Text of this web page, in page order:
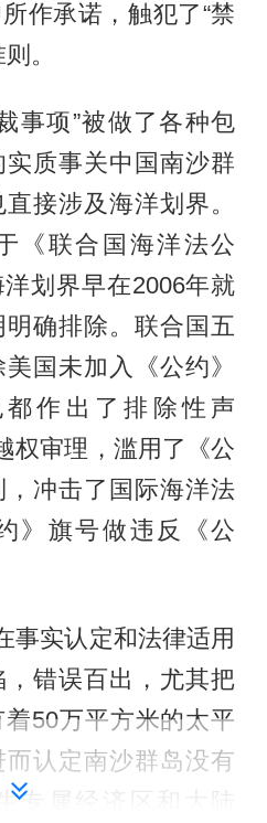
作承诺，触犯了“禁
。
事项”被做了各种包
质事关中国南沙群
接涉及海洋划界。
《联合国海洋法公
划界早在2006年就
确排除。联合国五
国未加入《公约》
作出了排除性声
权审理，滥用了《公
冲击了国际海洋法
》旗号做违反《公
事实认定和法律适用
错误百出，尤其把
50万平方米的太平
认定南沙群岛没有
专属经济区和大陆